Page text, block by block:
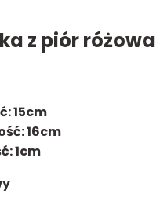
z piór różowa
15cm
16cm
1cm